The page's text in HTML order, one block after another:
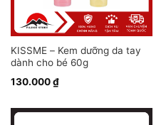
KISSME – Kem dưỡng da tay
dành cho bé 60g
130.000₫